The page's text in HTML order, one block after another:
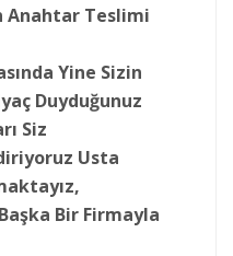
Anahtar Teslimi
Yine Sizin
Duyduğunuz
Siz
Usta
Bir Firmayla